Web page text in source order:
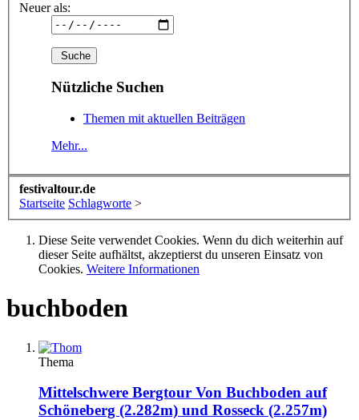
Neuer als:
Nützliche Suchen
Themen mit aktuellen Beiträgen
Mehr...
festivaltour.de
Startseite Schlagworte >
Diese Seite verwendet Cookies. Wenn du dich weiterhin auf
dieser Seite aufhältst, akzeptierst du unseren Einsatz von
Cookies. Weitere Informationen
buchboden
Thema
Mittelschwere Bergtour Von Buchboden auf
Schöneberg (2.282m) und Rosseck (2.257m)